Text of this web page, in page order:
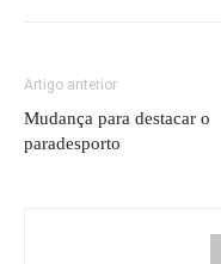
Artigo anterior
Mudança para destacar o
paradesporto